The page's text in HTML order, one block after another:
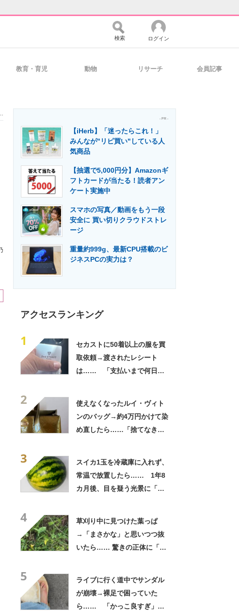
ダーのコミュニティ マーケ×ITの今がよく分かる
IT導入・活用を支援
ギーの専門メディア 建設×テクノロジーの最前線
検索 ログイン
教育・育児 動物 リサーチ 会員記事
- PR -
【iHerb】「迷ったらこれ！」
みんなが"リピ買い"している人
気商品
【抽選で5,000円分】Amazonギ
フトカードが当たる！読者アン
ケート実施中
スマホの写真／動画をもう一段
安全に 買い切りクラウドストレ
ージ
重量約999g、最新CPU搭載のビ
ジネスPCの実力は？
アクセスランキング
1
セカストに50着以上の服を買
取依頼→渡されたレシート
は…… 「支払いまで何日か
2
使えなくなったルイ・ヴィト
ンのバッグ→約4万円かけて染
め直したら……「捨てなきゃ
3
スイカ1玉を冷蔵庫に入れず、
常温で放置したら…… 1年8
カ月後、目を疑う光景に「ヤ
4
草刈り中に見つけた葉っぱ
→「まさかな」と思いつつ抜
いたら…… 驚きの正体に「お
5
ライブに行く道中でサンダル
が崩壊→裸足で困っていた
ら…… 「かっこ良すぎ」ま